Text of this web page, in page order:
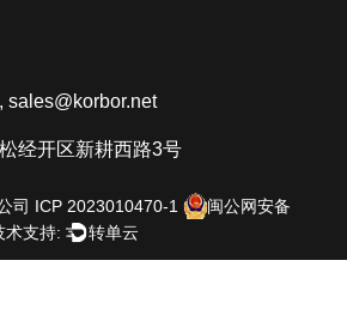
sales@korbor.net
经开区新耕西路3号
司 ICP 2023010470-1
闽公网安备
术支持: 转单云